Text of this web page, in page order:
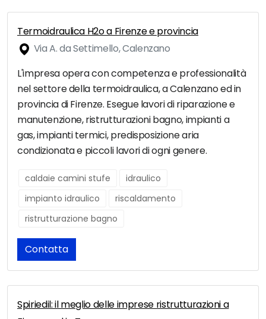
Termoidraulica H2o a Firenze e provincia
Via A. da Settimello, Calenzano
L'impresa opera con competenza e professionalità
nel settore della termoidraulica, a Calenzano ed in
provincia di Firenze. Esegue lavori di riparazione e
manutenzione, ristrutturazioni bagno, impianti a
gas, impianti termici, predisposizione aria
condizionata e piccoli lavori di ogni genere.
caldaie camini stufe
idraulico
impianto idraulico
riscaldamento
ristrutturazione bagno
Contatta
Spiriedil: il meglio delle imprese ristrutturazioni a